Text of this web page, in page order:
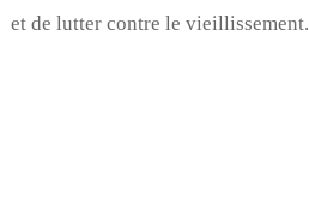
et de lutter contre le vieillissement.